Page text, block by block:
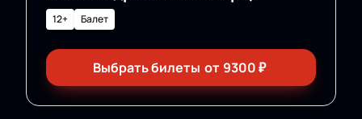
12+ Балет
Выбрать билеты от 9300₽